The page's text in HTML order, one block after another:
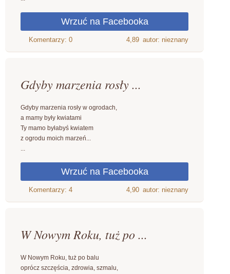
4,89 autor: nieznany
Gdyby marzenia rosły ...
Gdyby marzenia rosły w ogrodach,
a mamy były kwiatami
Ty mamo byłabyś kwiatem
z ogrodu moich marzeń...
...
4,90 autor: nieznany
W Nowym Roku, tuż po ...
W Nowym Roku, tuż po balu
oprócz szczęścia, zdrowia, szmalu,